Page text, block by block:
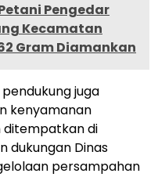
Pengedar
Kecamatan
Gram Diamankan
juga
kenyamanan
ditempatkan di
dukungan Dinas
persampahan